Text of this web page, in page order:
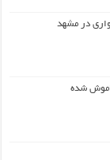
در مشهد
شده